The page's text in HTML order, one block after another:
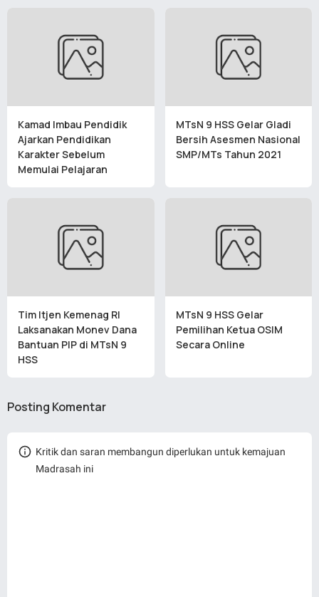
Kamad Imbau Pendidik
Ajarkan Pendidikan
Karakter Sebelum
Memulai Pelajaran
MTsN 9 HSS Gelar Gladi
Bersih Asesmen Nasional
SMP/MTs Tahun 2021
Tim Itjen Kemenag RI
Laksanakan Monev Dana
Bantuan PIP di MTsN 9
HSS
MTsN 9 HSS Gelar
Pemilihan Ketua OSIM
Secara Online
Posting Komentar
Kritik dan saran membangun diperlukan untuk kemajuan
Madrasah ini